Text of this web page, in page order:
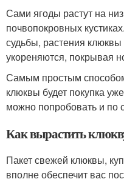
Сами ягоды растут на
почвопокровных
судьбы, растения
укореняются, покрывая
Самым простым
клюквы будет покупка
можно попробовать и по
Как вырастить
Пакет свежей клюквы,
вполне обеспечит вас